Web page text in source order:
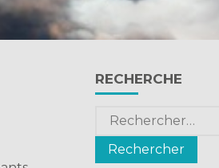
Blog
sidebar
RECHERCHE
Rechercher :